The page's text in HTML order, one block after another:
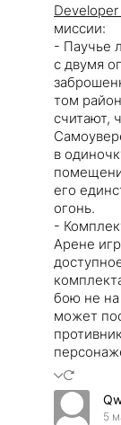
Developer
миссии:
- Паучье
с двумя
том
считают,
в
его
огонь.
-
Арене
бою не на
может
5